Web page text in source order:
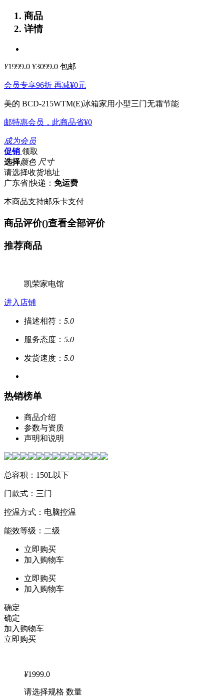
商品
详情
¥1999.0 ¥3099.0 包邮
会员专享96折 再减¥0元
美的 BCD-215WTM(E)冰箱家用小型三门无霜节能
邮特惠会员，此商品省¥0
成为会员
促销 领取
选择颜色 尺寸
请选择收货地址
广东省|快递： 免运费
本商品支持邮乐卡支付
商品评价()查看全部评价
推荐商品
凯荣家电馆
进入店铺
描述相符： 5.0
服务态度： 5.0
发货速度： 5.0
热销榜单
商品介绍
参数与资质
声明和说明
总容积：150L以下
门款式：三门
控温方式：电脑控温
能效等级：二级
立即购买
加入购物车
立即购买
加入购物车
确定
确定
加入购物车
立即购买
¥1999.0
请选择规格 数量